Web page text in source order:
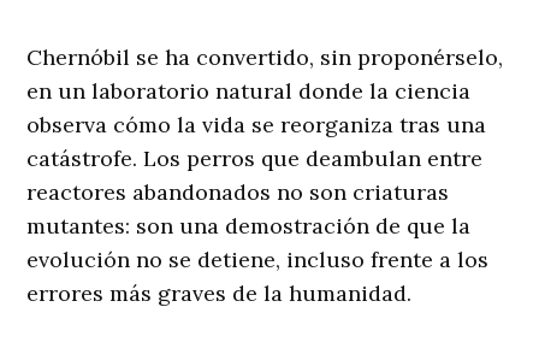
Chernóbil se ha convertido, sin proponérselo,
en un laboratorio natural donde la ciencia
observa cómo la vida se reorganiza tras una
catástrofe. Los perros que deambulan entre
reactores abandonados no son criaturas
mutantes: son una demostración de que la
evolución no se detiene, incluso frente a los
errores más graves de la humanidad.